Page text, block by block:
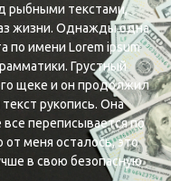
рыбными текстами,
жизни. Однажды одна
по имени Lorem ipsum
Грустный
щеке и он продолжил
рукопись. Она
переписывается по
от меня осталось, это
в свою безопасную